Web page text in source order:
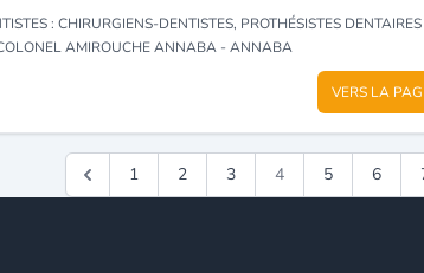
: CHIRURGIENS-DENTISTES, PROTHÉSISTES DENTAIRES : MATÉRIEL ET
AMIROUCHE ANNABA - ANNABA
VERS LA
1 2 3 4 5 6